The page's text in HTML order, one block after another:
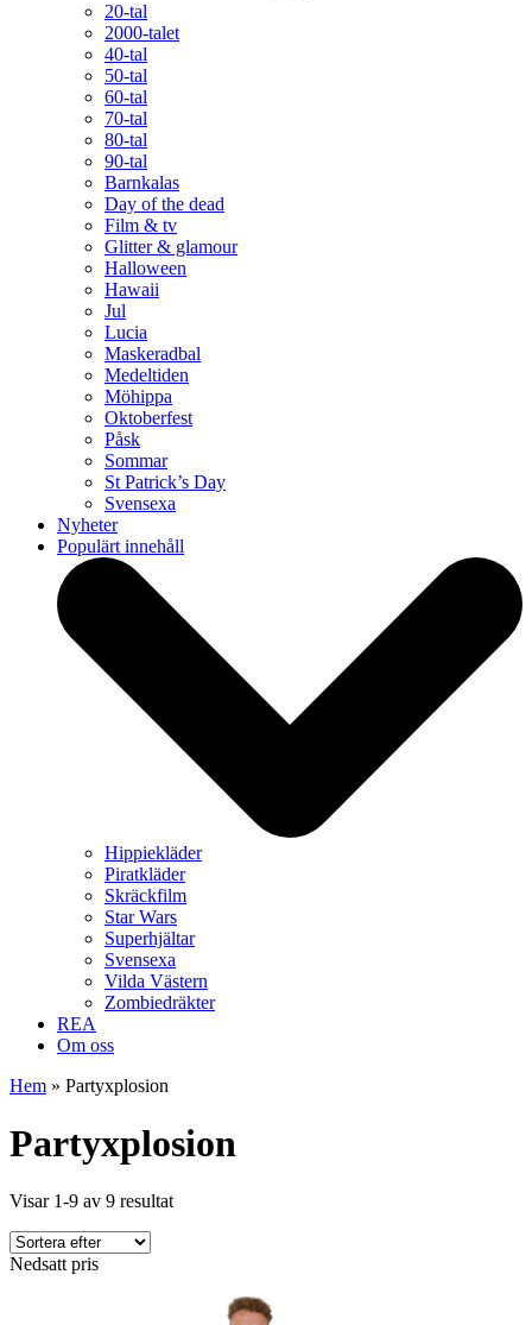
20-tal
2000-talet
40-tal
50-tal
60-tal
70-tal
80-tal
90-tal
Barnkalas
Day of the dead
Film & tv
Glitter & glamour
Halloween
Hawaii
Jul
Lucia
Maskeradbal
Medeltiden
Möhippa
Oktoberfest
Påsk
Sommar
St Patrick’s Day
Svensexa
Nyheter
Populärt innehåll
Hippiekläder
Piratkläder
Skräckfilm
Star Wars
Superhjältar
Svensexa
Vilda Västern
Zombiedräkter
REA
Om oss
Hem » Partyxplosion
Partyxplosion
Visar 1-9 av 9 resultat
Nedsatt pris